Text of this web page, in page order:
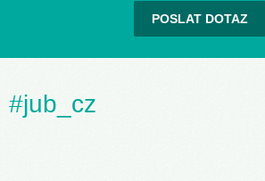
POSLAT DOTAZ
#jub_cz